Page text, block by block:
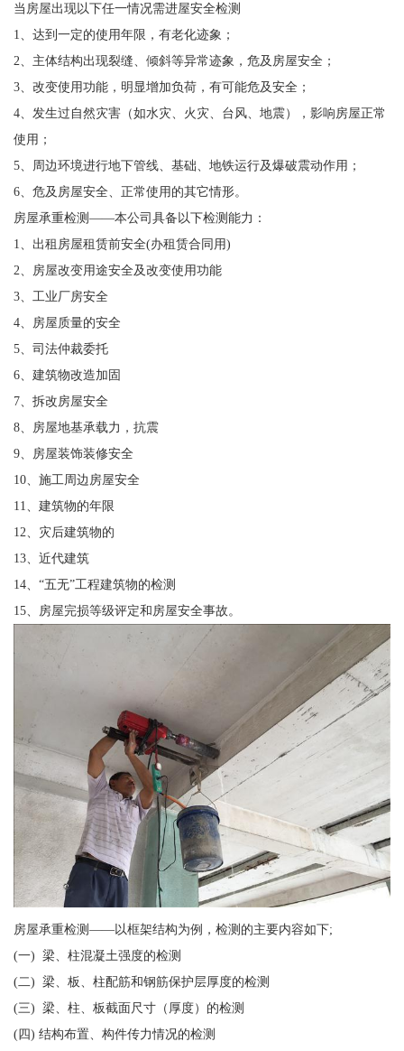
当房屋出现以下任一情况需进屋安全检测
1、达到一定的使用年限，有老化迹象；
2、主体结构出现裂缝、倾斜等异常迹象，危及房屋安全；
3、改变使用功能，明显增加负荷，有可能危及安全；
4、发生过自然灾害（如水灾、火灾、台风、地震），影响房屋正常
使用；
5、周边环境进行地下管线、基础、地铁运行及爆破震动作用；
6、危及房屋安全、正常使用的其它情形。
房屋承重检测——本公司具备以下检测能力：
1、出租房屋租赁前安全(办租赁合同用)
2、房屋改变用途安全及改变使用功能
3、工业厂房安全
4、房屋质量的安全
5、司法仲裁委托
6、建筑物改造加固
7、拆改房屋安全
8、房屋地基承载力，抗震
9、房屋装饰装修安全
10、施工周边房屋安全
11、建筑物的年限
12、灾后建筑物的
13、近代建筑
14、“五无”工程建筑物的检测
15、房屋完损等级评定和房屋安全事故。
房屋承重检测——以框架结构为例，检测的主要内容如下;
(一) 梁、柱混凝土强度的检测
(二) 梁、板、柱配筋和钢筋保护层厚度的检测
(三) 梁、柱、板截面尺寸（厚度）的检测
(四) 结构布置、构件传力情况的检测